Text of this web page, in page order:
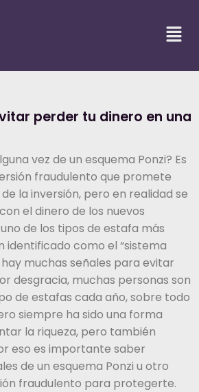
perder tu dinero en una
vez de un esquema Ponzi? Es
fraudulento que promete
la inversión, pero en realidad se
el dinero de los nuevos
de los tipos de estafa más
identificado como el “sistema
hay muchas señales para evitar
desgracia, muchas personas son
de estafas cada año, sobre todo
siempre ha sido una forma
la riqueza, pero también
eso es importante saber
de un esquema Ponzi u otro
fraudulento para protegerte.